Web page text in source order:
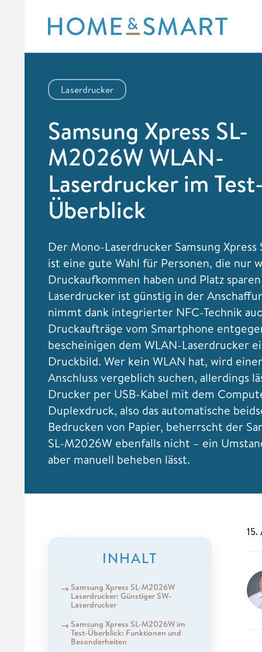
content
Laserdrucker
Samsung Xpress SL-
M2026W WLAN-
Laserdrucker im
Überblick
Der Mono-Laserdrucker Samsung
ist eine gute Wahl für Personen, die nur
Druckaufkommen haben und Platz
Laserdrucker ist günstig in der
nimmt dank integrierter NFC-Technik
Druckaufträge vom Smartphone
bescheinigen dem WLAN-Laserdrucker
Druckbild. Wer kein WLAN hat, wird
Anschluss vergeblich suchen, allerdings
Drucker per USB-Kabel mit dem
Duplexdruck, also das automatische
Bedrucken von Papier, beherrscht der
SL-M2026W ebenfalls nicht – ein
aber manuell beheben lässt.
INHALT
Samsung Xpress SL-M2026W
Laserdrucker: Günstiger SW-
Laserdrucker
Samsung Xpress SL-M2026W im
Test-Überblick: Funktionen und
Besonderheiten
15.